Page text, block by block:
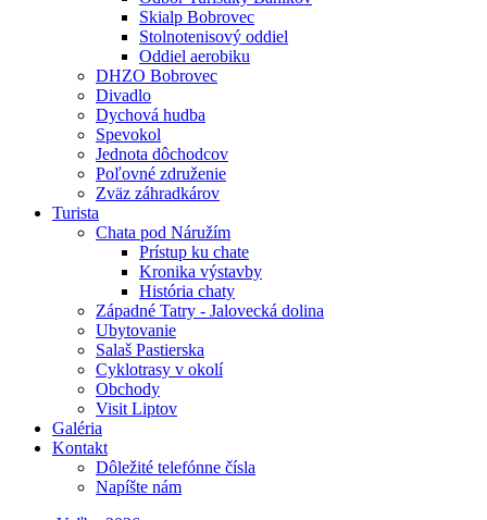
Skialp Bobrovec
Stolnotenisový oddiel
Oddiel aerobiku
DHZO Bobrovec
Divadlo
Dychová hudba
Spevokol
Jednota dôchodcov
Poľovné združenie
Zväz záhradkárov
Turista
Chata pod Náružím
Prístup ku chate
Kronika výstavby
História chaty
Západné Tatry - Jalovecká dolina
Ubytovanie
Salaš Pastierska
Cyklotrasy v okolí
Obchody
Visit Liptov
Galéria
Kontakt
Dôležité telefónne čísla
Napíšte nám